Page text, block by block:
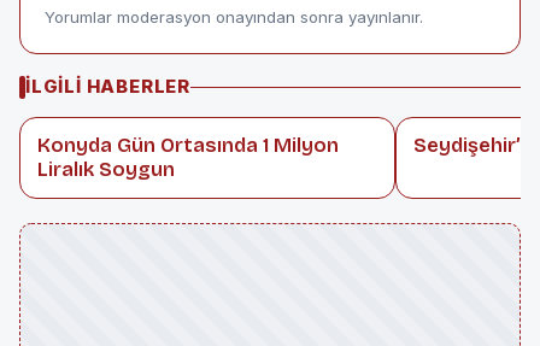
Yorumlar moderasyon onayından sonra yayınlanır.
İLGILI HABERLER
Konyda Gün Ortasında 1 Milyon
Liralık Soygun